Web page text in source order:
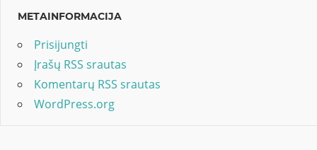
METAINFORMACIJA
Prisijungti
Įrašų RSS srautas
Komentarų RSS srautas
WordPress.org